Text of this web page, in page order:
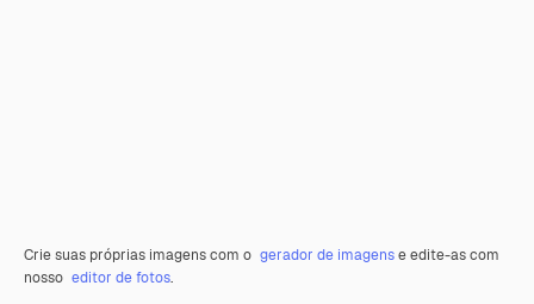
Crie suas próprias imagens com o gerador de imagense edite-as com
nosso editor de fotos.